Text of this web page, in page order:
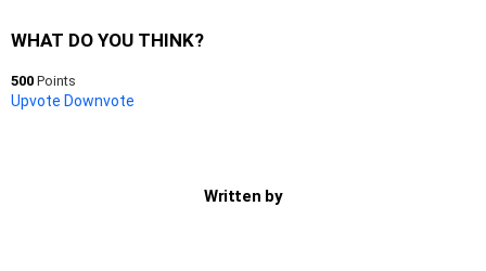
WHAT DO YOU THINK?
500 Points
Upvote Downvote
Written by